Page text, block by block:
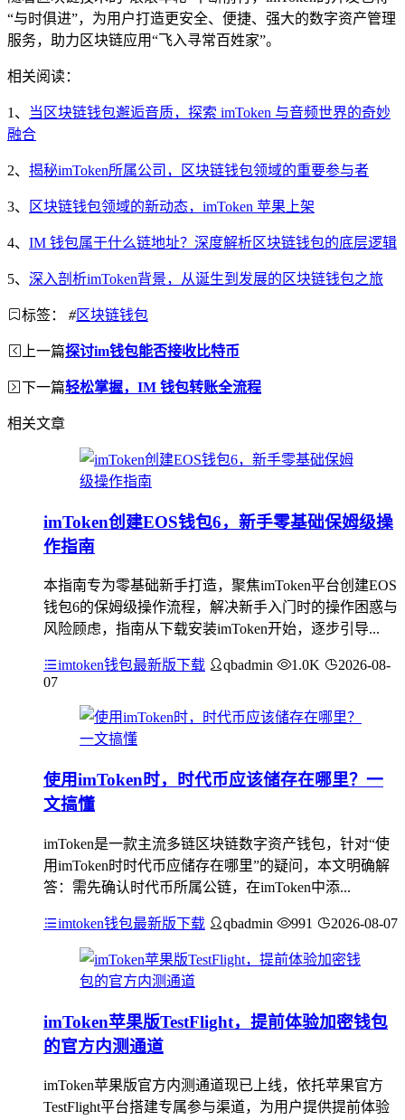
“与时俱进”，为用户打造更安全、便捷、强大的数字资产管理
服务，助力区块链应用“飞入寻常百姓家”。
相关阅读：
1、
当区块链钱包邂逅音质，探索 imToken 与音频世界的奇妙
融合
2、 揭秘imToken所属公司，区块链钱包领域的重要参与者
3、 区块链钱包领域的新动态，imToken 苹果上架
4、 IM 钱包属于什么链地址？深度解析区块链钱包的底层逻辑
5、 深入剖析imToken背景，从诞生到发展的区块链钱包之旅
标签： #区块链钱包
上一篇探讨im钱包能否接收比特币
下一篇轻松掌握，IM 钱包转账全流程
相关文章
imToken创建EOS钱包6，新手零基础保姆级操
作指南
本指南专为零基础新手打造，聚焦imToken平台创建EOS
钱包6的保姆级操作流程，解决新手入门时的操作困惑与
风险顾虑，指南从下载安装imToken开始，逐步引导...
imtoken钱包最新版下载 qbadmin 1.0K
2026-08-
07
使用imToken时，时代币应该储存在哪里？一
文搞懂
imToken是一款主流多链区块链数字资产钱包，针对“使
用imToken时时代币应储存在哪里”的疑问，本文明确解
答：需先确认时代币所属公链，在imToken中添...
imtoken钱包最新版下载 qbadmin 991 2026-08-07
imToken苹果版TestFlight，提前体验加密钱包
的官方内测通道
imToken苹果版官方内测通道现已上线，依托苹果官方
TestFlight平台搭建专属参与渠道，为用户提供提前体验